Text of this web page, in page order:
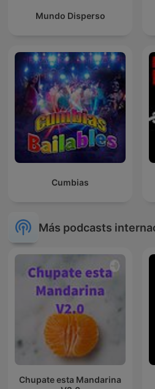
Mundo Disperso
Cumbias
Más podcasts
Chupate esta Mandarina